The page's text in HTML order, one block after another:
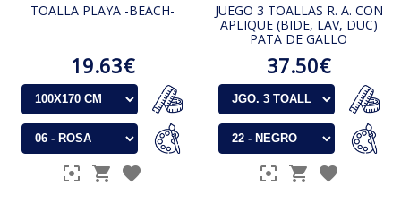
TOALLA PLAYA -BEACH-
19.63€
JUEGO 3 TOALLAS R. A. CON
APLIQUE (BIDE, LAV, DUC)
PATA DE GALLO
37.50€